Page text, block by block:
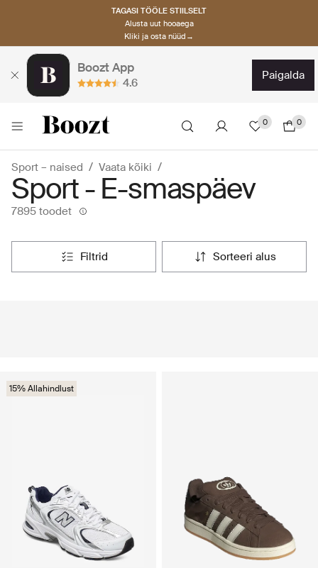
TAGASI TÖÖLE STIILSELT
Alusta uut hooaega
Kliki ja osta nüüd→
Boozt App
4.6
paigalda
0 0
Sport – naised Vaata kõiki
Sport - E-smaspäev
7895 toodet
filtrid sorteeri alus
15% Allahindlust